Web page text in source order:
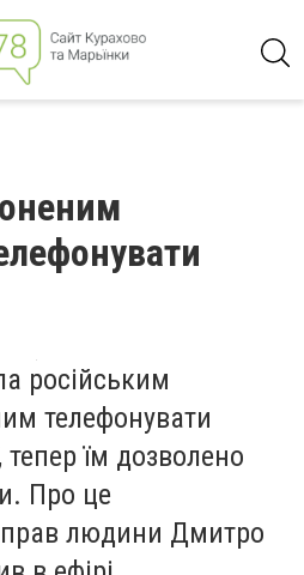
російським
телефонувати
їм дозволено
Про це
людини Дмитро